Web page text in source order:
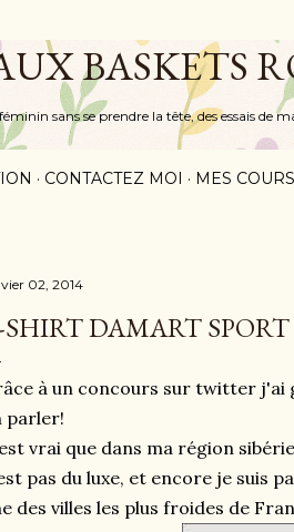
BASKETS
sans se prendre la tête, des essais de
CONTACTEZ MOI MES
02, 2014
DAMART SPORT
à un concours sur twitter j'ai
parler!
vrai que dans ma région
pas du luxe, et encore je suis
des villes les plus froides de